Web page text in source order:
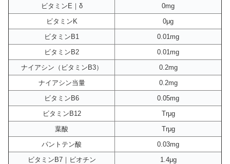
ビタミンE｜δ
0mg
ビタミンK
0μg
ビタミンB1
0.01mg
ビタミンB2
0.01mg
ナイアシン（ビタミンB3）
0.2mg
ナイアシン当量
0.2mg
ビタミンB6
0.05mg
ビタミンB12
Trμg
葉酸
Trμg
パントテン酸
0.03mg
ビタミンB7｜ビオチン
1.4μg